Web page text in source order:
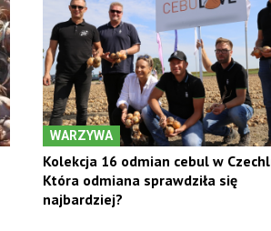
WARZYWA
Kolekcja 16 odmian cebul w
Która odmiana sprawdziła się
najbardziej?